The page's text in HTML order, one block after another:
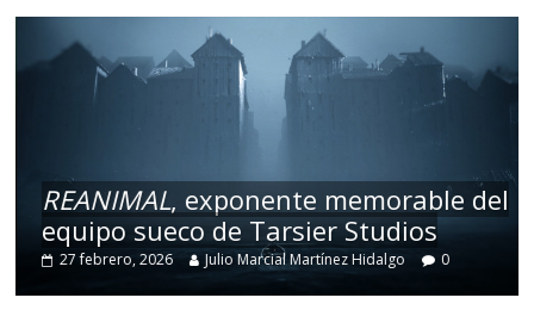
REANIMAL, exponente memorable del
equipo sueco de Tarsier Studios
27 febrero, 2026 Julio Marcial Martínez Hidalgo 0